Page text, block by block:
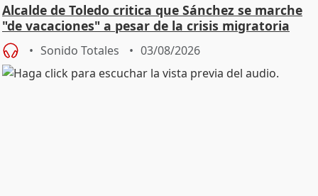
Alcalde de Toledo critica que Sánchez se marche
"de vacaciones" a pesar de la crisis migratoria
Sonido Totales 03/08/2026